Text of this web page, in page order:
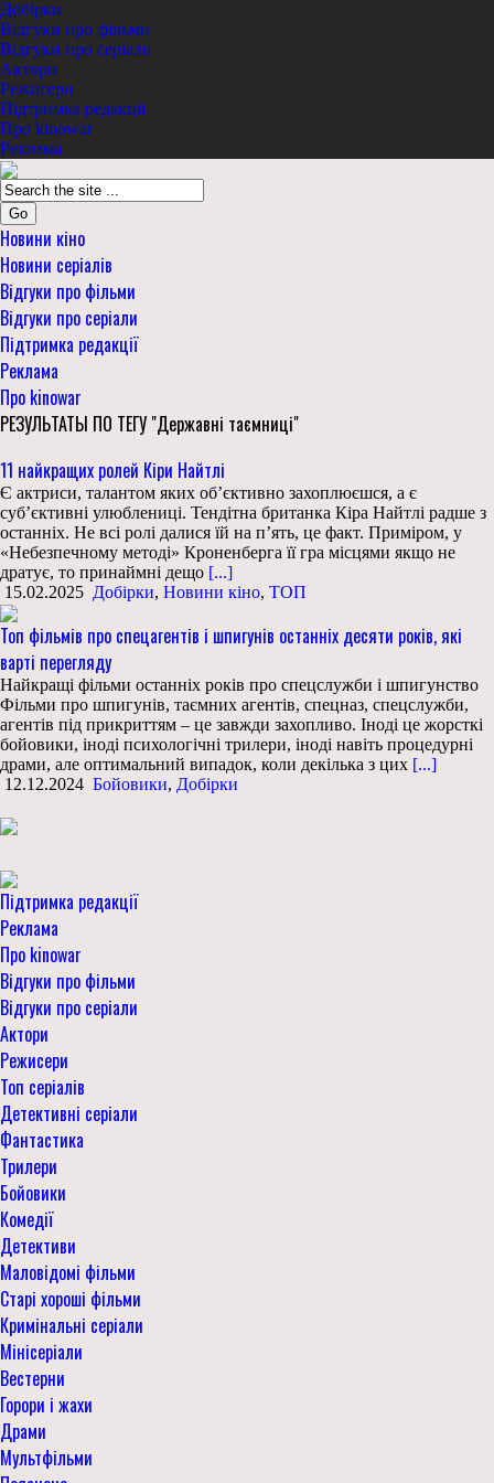
Добірки
Відгуки про фільми
Відгуки про серіали
Актори
Режисери
Підтримка редакції
Про kinowar
Реклама
Go
Новини кіно
Новини серіалів
Відгуки про фільми
Відгуки про серіали
Підтримка редакції
Реклама
Про kinowar
РЕЗУЛЬТАТЫ ПО ТЕГУ "Державні таємниці"
11 найкращих ролей Кіри Найтлі
Є актриси, талантом яких об’єктивно захоплюєшся, а є
суб’єктивні улюблениці. Тендітна британка Кіра Найтлі радше з
останніх. Не всі ролі далися їй на п’ять, це факт. Приміром, у
«Небезпечному методі» Кроненберга її гра місцями якщо не
дратує, то принаймні дещо [...]
15.02.2025 Добірки, Новини кіно, ТОП
Топ фільмів про спецагентів і шпигунів останніх десяти років, які
варті перегляду
Найкращі фільми останніх років про спецслужби і шпигунство
Фільми про шпигунів, таємних агентів, спецназ, спецслужби,
агентів під прикриттям – це завжди захопливо. Іноді це жорсткі
бойовики, іноді психологічні трилери, іноді навіть процедурні
драми, але оптимальний випадок, коли декілька з цих [...]
12.12.2024 Бойовики, Добірки
Підтримка редакції
Реклама
Про kinowar
Відгуки про фільми
Відгуки про серіали
Актори
Режисери
Топ серіалів
Детективні серіали
Фантастика
Трилери
Бойовики
Комедії
Детективи
Маловідомі фільми
Старі хороші фільми
Кримінальні серіали
Мінісеріали
Вестерни
Горори і жахи
Драми
Мультфільми